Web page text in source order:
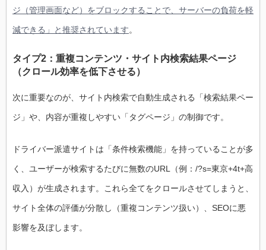
ジ（管理画面など）をブロックすることで、サーバーの負荷を軽
減できる」と推奨されています。
タイプ2：重複コンテンツ・サイト内検索結果ページ
（クロール効率を低下させる）
次に重要なのが、サイト内検索で自動生成される「検索結果ペー
ジ」や、内容が重複しやすい「タグページ」の制御です。
ドライバー派遣サイトは「条件検索機能」を持っていることが多
く、ユーザーが検索するたびに無数のURL（例：/?s=東京+4t+高
収入）が生成されます。これら全てをクロールさせてしまうと、
サイト全体の評価が分散し（重複コンテンツ扱い）、SEOに悪
影響を及ぼします。